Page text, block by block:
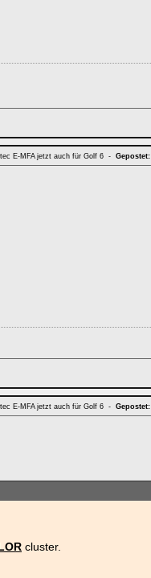
E-MFA jetzt auch für Golf 6 - Gepostet:
E-MFA jetzt auch für Golf 6 - Gepostet:
cluster.